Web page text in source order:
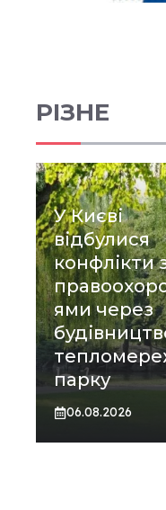
РІЗНЕ
У Києві
відбулися
конфлікти
ями через
парку
06.08.2026